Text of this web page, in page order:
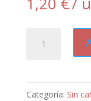
cantidad
Categoría: Sin